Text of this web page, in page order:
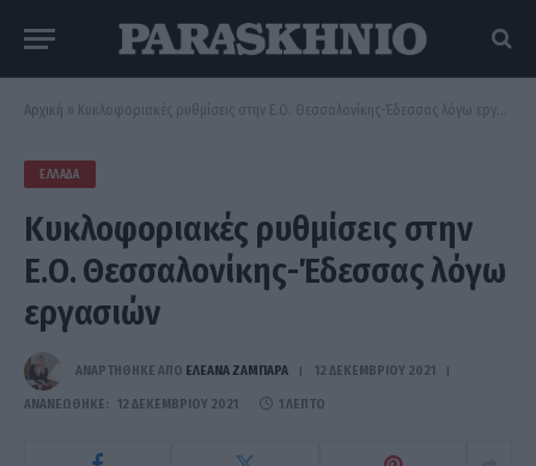
Αρχική » Κυκλοφοριακές ρυθμίσεις στην Ε.Ο. Θεσσαλονίκης-Έδεσσας λόγω εργασιών
ΕΛΛΆΔΑ
Κυκλοφοριακές ρυθμίσεις στην
Ε.Ο. Θεσσαλονίκης-Έδεσσας λόγω
εργασιών
ΑΝΑΡΤΗΘΗΚΕ ΑΠΟ ΕΛΕΑΝΑ ΖΑΜΠΑΡΑ 12 ΔΕΚΕΜΒΡΊΟΥ 2021
ΑΝΑΝΕΏΘΗΚΕ: 12 ΔΕΚΕΜΒΡΊΟΥ 2021 1 ΛΕΠΤΌ